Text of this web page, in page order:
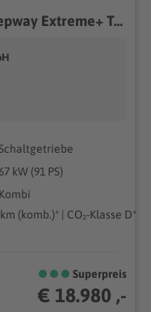
Dacia Jogger 1,0TDCi LPG Stepway Extreme+ Tempomat Kamera...
Schaltgetriebe
67 kW (91 PS)
Kombi
(komb.)* | CO₂-Klasse D*
Superpreis
€ 18.980 ,-